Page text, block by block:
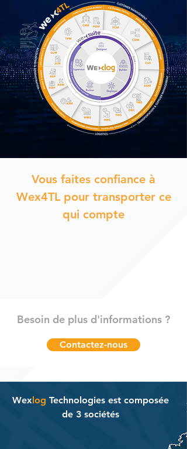
Vous faites confiance à
Wex4TL pour transporter ce
qui compte
Besoin de plus d'informations ?
Contactez-nous
Wexlog Technologies est composée
de 3 sociétés